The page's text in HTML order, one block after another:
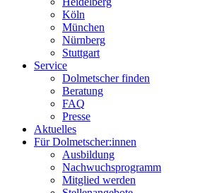
Köln
München
Nürnberg
Stuttgart
Service
Dolmetscher finden
Beratung
FAQ
Presse
Aktuelles
Für Dolmetscher:innen
Ausbildung
Nachwuchsprogramm
Mitglied werden